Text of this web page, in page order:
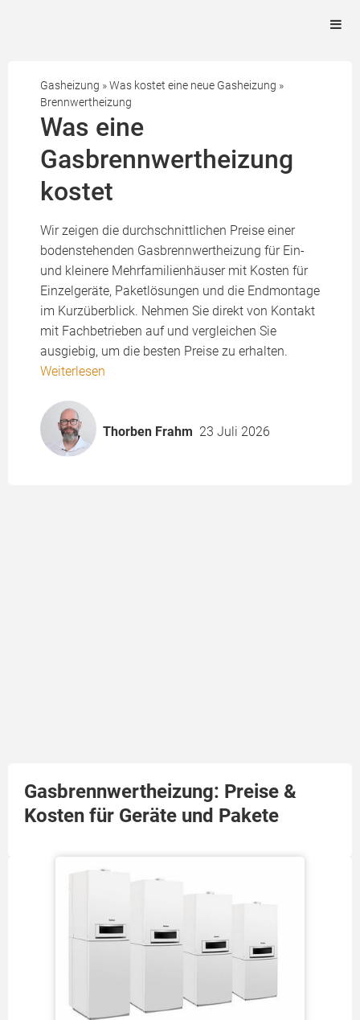
Gasheizung »Was kostet eine neue Gasheizung »
Brennwertheizung
Was eine
Gasbrennwertheizung
kostet
Wir zeigen die durchschnittlichen Preise einer
bodenstehenden Gasbrennwertheizung für Ein-
und kleinere Mehrfamilienhäuser mit Kosten für
Einzelgeräte, Paketlösungen und die Endmontage
im Kurzüberblick. Nehmen Sie direkt von Kontakt
mit Fachbetrieben auf und vergleichen Sie
ausgiebig, um die besten Preise zu erhalten.
Weiterlesen
Thorben Frahm 23 Juli 2026
Gasbrennwertheizung: Preise &
Kosten für Geräte und Pakete